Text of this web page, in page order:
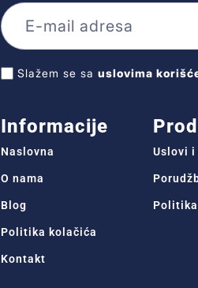
Slažem se sa uslovima
Informacije
Naslovna
O nama
Blog
Politika kolačića
Kontakt
Uslovi i